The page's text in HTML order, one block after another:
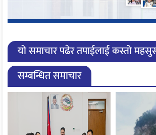
यो समाचार पढेर तपाईलाई कस्तो
सम्बन्धित समाचार